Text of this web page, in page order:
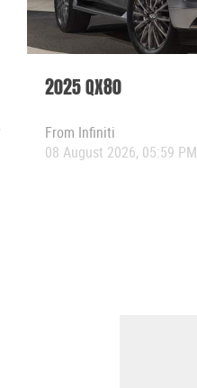
2025 QX80
From Infiniti
08 August 2026, 05:59 PM